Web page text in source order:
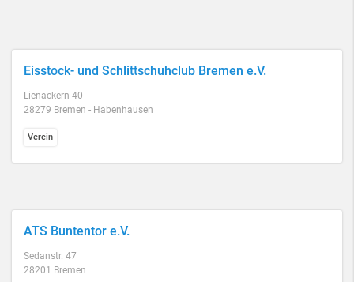
Eisstock- und Schlittschuhclub Bremen e.V.
Lienackern 40
28279 Bremen - Habenhausen
Verein
ATS Buntentor e.V.
Sedanstr. 47
28201 Bremen